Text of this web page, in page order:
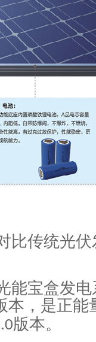
比传统光伏
能宝盒发
本，是正能
版本。